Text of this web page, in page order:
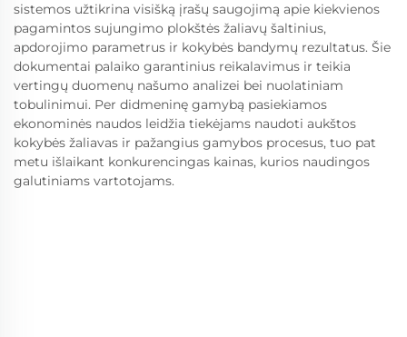
sistemos užtikrina visišką įrašų saugojimą apie kiekvienos
pagamintos sujungimo plokštės žaliavų šaltinius,
apdorojimo parametrus ir kokybės bandymų rezultatus. Šie
dokumentai palaiko garantinius reikalavimus ir teikia
vertingų duomenų našumo analizei bei nuolatiniam
tobulinimui. Per didmeninę gamybą pasiekiamos
ekonominės naudos leidžia tiekėjams naudoti aukštos
kokybės žaliavas ir pažangius gamybos procesus, tuo pat
metu išlaikant konkurencingas kainas, kurios naudingos
galutiniams vartotojams.